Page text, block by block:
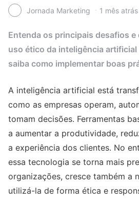
Jornada Marketing 1 mês atrás
Entenda os principais desafios
uso ético da inteligência artificial
saiba como implementar boas
A inteligência artificial está
como as empresas operam,
tomam decisões. Ferramentas
a aumentar a produtividade,
a experiência dos clientes. No
essa tecnologia se torna mais
organizações, cresce também a
utilizá-la de forma ética e